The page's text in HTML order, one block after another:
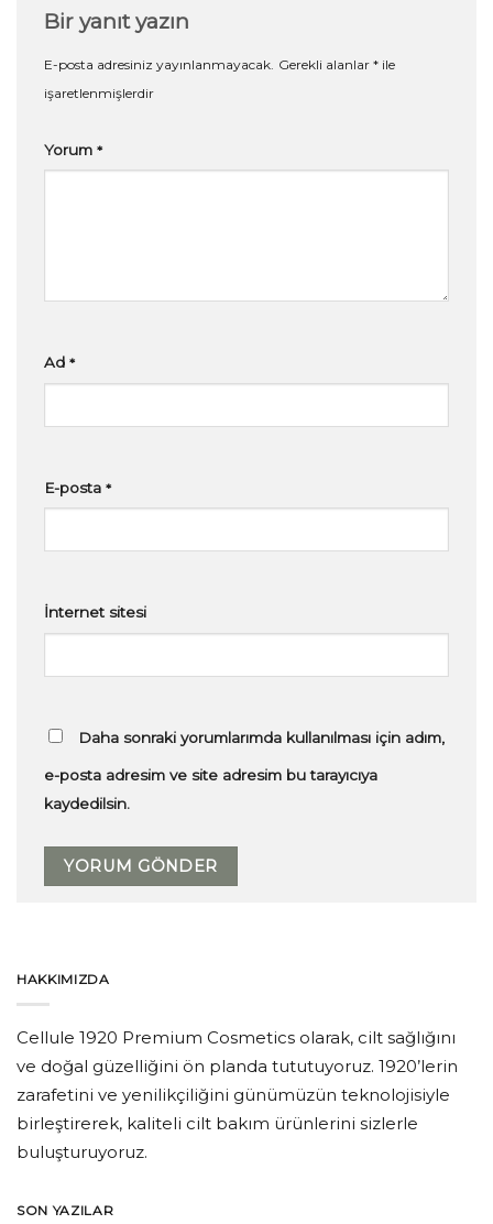
Bir yanıt yazın
E-posta adresiniz yayınlanmayacak. Gerekli alanlar * ile
işaretlenmişlerdir
Yorum *
Ad *
E-posta *
İnternet sitesi
Daha sonraki yorumlarımda kullanılması için adım,
e-posta adresim ve site adresim bu tarayıcıya
kaydedilsin.
HAKKIMIZDA
Cellule 1920 Premium Cosmetics olarak, cilt sağlığını
ve doğal güzelliğini ön planda tututuyoruz. 1920’lerin
zarafetini ve yenilikçiliğini günümüzün teknolojisiyle
birleştirerek, kaliteli cilt bakım ürünlerini sizlerle
buluşturuyoruz.
SON YAZILAR